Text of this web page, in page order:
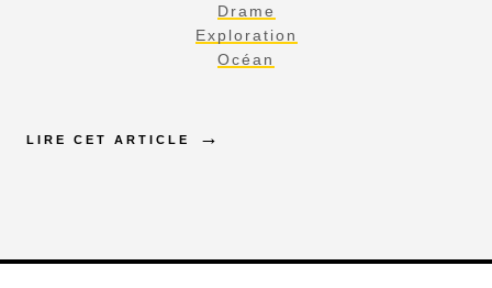
Drame
Exploration
Océan
LIRE CET ARTICLE